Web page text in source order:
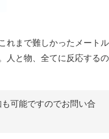
れまで難しかったメートル
人と物、全てに反応するの
可能ですのでお問い合